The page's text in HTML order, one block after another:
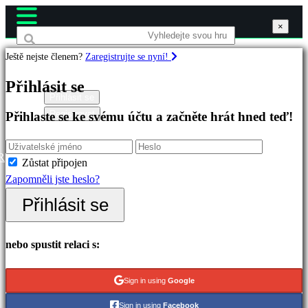
Hry
Doporučené
Nové
verze
Hrát
zdarma
Strategické
Registrovat
×
Ještě nejste členem? Zaregistrujte se nyní!
Přihlásit se
Přihlaste se ke svému účtu a začněte hrát hned teď!
Zůstat připojen
Zapomněli jste heslo?
Přihlásit se
nebo spustit relaci s:
Sign in using Google
Sign in using Facebook
×
×